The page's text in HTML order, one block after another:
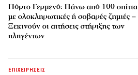
Πόρτο Γερμενό: Πάνω από 100 σπίτια
με ολοκληρωτικές ή σοβαρές ζημιές –
Ξεκινούν οι αιτήσεις στήριξης των
πληγέντων
ΕΠΙΧΕΙΡΗΣΕΙΣ